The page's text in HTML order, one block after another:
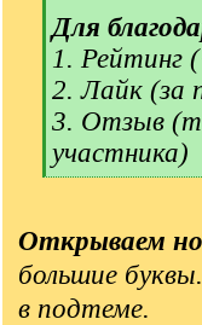
Для
1. Рейтинг
2. Лайк (за
3. Отзыв
участника)
[
]
Открываем
большие
в подтеме.